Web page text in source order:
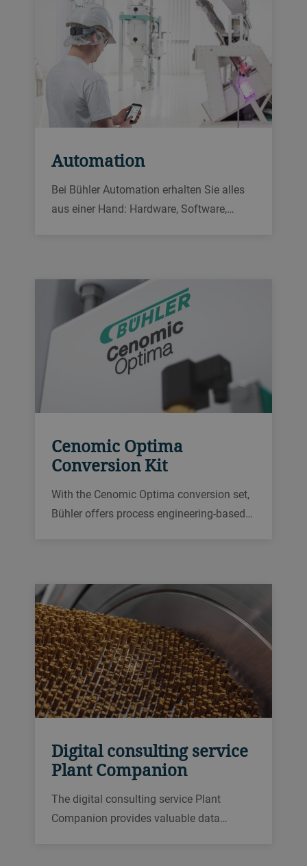
Automation
Bei Bühler Automation erhalten Sie alles
aus einer Hand: Hardware, Software,
konzentrieren, während wir Ihre Prozesse
optimieren.
Cenomic Optima
Conversion Kit
With the Cenomic Optima conversion set,
Bühler offers process engineering-based
Digital consulting service
Plant Companion
The digital consulting service Plant
Companion provides valuable data